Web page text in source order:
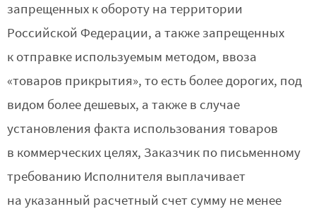
запрещенных к обороту на территории
Российской Федерации, а также запрещенных
к отправке используемым методом, ввоза
«товаров прикрытия», то есть более дорогих, под
видом более дешевых, а также в случае
установления факта использования товаров
в коммерческих целях, Заказчик по письменному
требованию Исполнителя выплачивает
на указанный расчетный счет сумму не менее